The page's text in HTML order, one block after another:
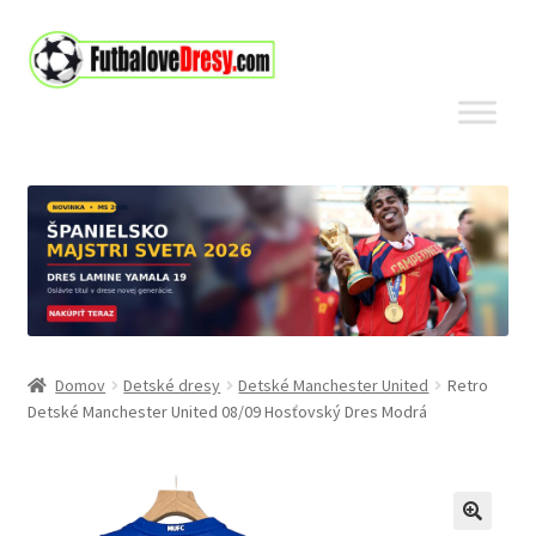
Preskočiť
na
Preskočiť
na
Domov Detské dresy Detské Manchester United
Retro
Detské Manchester United 08/09 Hosťovský Dres Modrá